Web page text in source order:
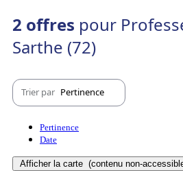
2 offres pour
Sarthe (72)
Trier par Pertinence
Pertinence
Date
Afficher la carte (contenu non-